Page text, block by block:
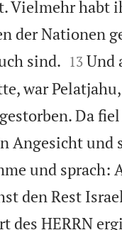
Vielmehr habt
der Nationen
sind. 

13 Und
war
Da
Angesicht und
und sprach:
den Rest
des HERRN